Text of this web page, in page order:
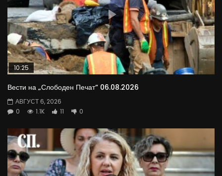
10:25
Вести на „Слободен Печат“ 06.08.2026
АВГУСТ 6, 2026
0
1.1K 11 0